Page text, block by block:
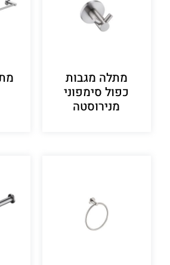
מתלה מגבות
כפול סימפוני
מנירוסטה